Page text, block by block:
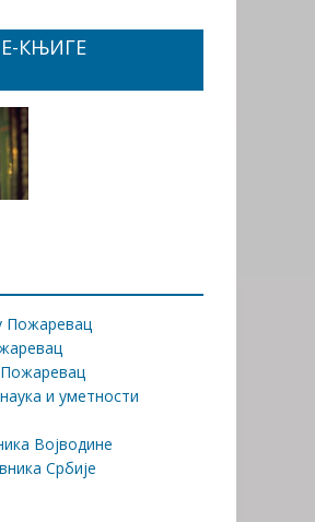
КЊИГЕ
Пожаревац
Пожаревац
и уметности
Војводине
Србије